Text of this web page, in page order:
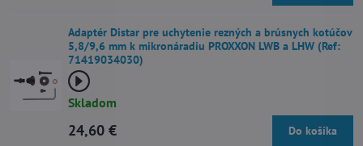
Adaptér Distar pre uchytenie rezných a brúsnych kotúčov
5,8/9,6 mm k mikronáradiu PROXXON LWB a LHW (Ref:
71419034030)
Skladom
24,60 € Do košíka